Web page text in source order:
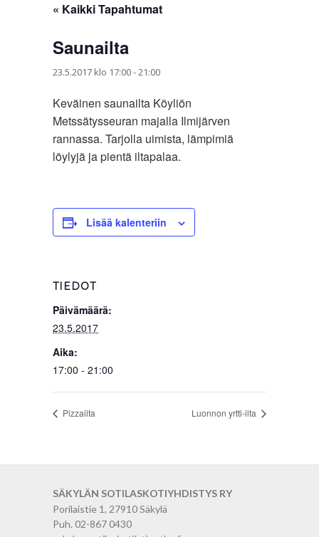
« Kaikki Tapahtumat
Saunailta
23.5.2017 klo 17:00-21:00
Keväinen saunailta Köyliön
Metssätysseuran majalla Ilmijärven
rannassa. Tarjolla uimista, lämpimiä
löylyjä ja pientä iltapalaa.
Lisää kalenteriin
TIEDOT
Päivämäärä:
23.5.2017
Aika:
17:00 - 21:00
Pizzailta Luonnon yrtti-ilta
SÄKYLÄN SOTILASKOTIYHDISTYS RY
Porilaistie 1, 27910 Säkylä
Puh. 02-867 0430